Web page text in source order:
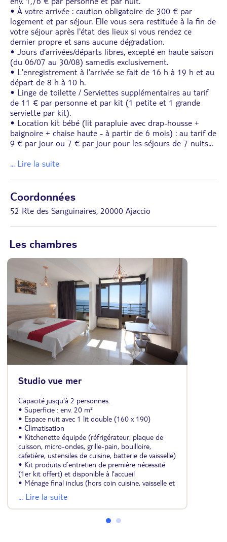
• À votre arrivée : caution obligatoire de 300 € par
logement et par séjour. Elle vous sera restituée à la fin de
votre séjour après l'état des lieux si vous rendez ce
dernier propre et sans aucune dégradation.
• Jours d’arrivées/départs libres, excepté en haute saison
(du 06/07 au 30/08) samedis exclusivement.
• L'enregistrement à l’arrivée se fait de 16 h à 19 h et au
départ de 8 h à 10 h.
• Linge de toilette / Serviettes supplémentaires au tarif
de 11 € par personne et par kit (1 petite et 1 grande
serviette par kit).
• Location kit bébé (lit parapluie avec drap-housse +
baignoire + chaise haute - à partir de 6 mois) : au tarif de
9 € par jour ou 7 € par jour pour les séjours de 7 nuits...
... Lire la suite
Coordonnées
52 Rte des Sanguinaires, 20000 Ajaccio
Les chambres
Studio vue mer
Capacité jusqu'à 2 personnes.
• Superficie : env. 20 m²
• Espace nuit avec 1 lit double (160 x 190)
• Climatisation
• Kitchenette équipée (réfrigérateur, plaque de
cuisson, micro-ondes, grille-pain, bouilloire,
cafetière, ustensiles de cuisine, batterie de vaisselle)
• Kit produits d’entretien de première nécessité
(1er kit offert) et disponible à l'accueil
• Ménage final inclus (hors coin cuisine, vaisselle et
enlèvement des ordures ménagères)
• Coin repas
• Salle de douche avec sèche-cheveux
• Linge de toilette / serviettes comprises (1 petite
... Lire la suite